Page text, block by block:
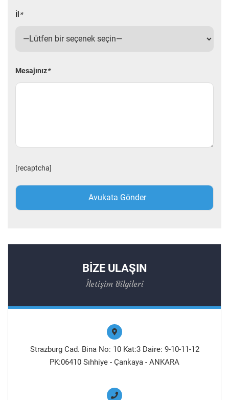
İl *
Mesajınız*
[recaptcha]
BİZE ULAŞIN
İletişim Bilgileri
Strazburg Cad. Bina No: 10 Kat:3 Daire: 9-10-11-12
PK:06410 Sıhhiye - Çankaya - ANKARA